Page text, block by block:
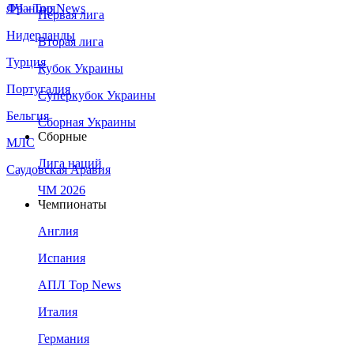
Франция
Нидерланды
Турция
Португалия
Бельгия
МЛС
Саудовская Аравия
ЛЧ - Top News
Первая лига
Вторая лига
Кубок Украины
Суперкубок Украины
Сборная Украины
Сборные
Лига наций
ЧМ 2026
Чемпионаты
Англия
Испания
АПЛ Top News
Италия
Германия